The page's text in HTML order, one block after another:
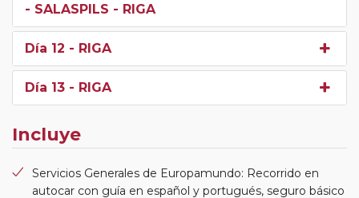
- SALASPILS - RIGA
Día 12 - RIGA
Día 13 - RIGA
Incluye
Servicios Generales de Europamundo: Recorrido en
autocar con guía en español y portugués, seguro básico